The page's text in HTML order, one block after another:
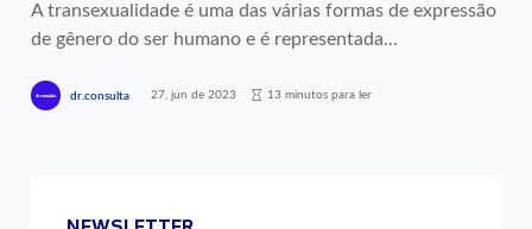
A transexualidade é uma das várias formas de expressão
de gênero do ser humano e é representada...
dr.consulta 27, jun de 2023 13 minutos para ler